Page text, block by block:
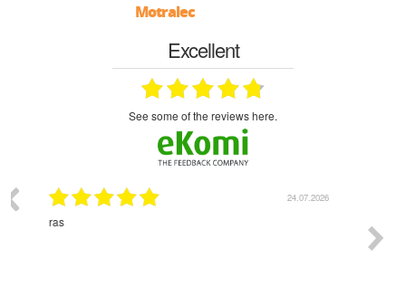
Motralec
Excellent
see some of the reviews here.
18.07.2026
Monsieur Delhaye est une personne disponible, à